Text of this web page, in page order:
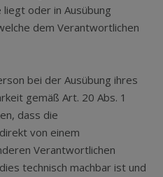
oder in Ausübung
dem Verantwortlichen
bei der Ausübung ihres
gemäß Art. 20 Abs. 1
dass die
von einem
Verantwortlichen
technisch machbar ist und